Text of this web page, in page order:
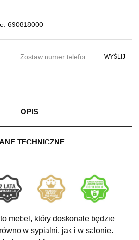
690818000
WYŚLIJ
OPIS
TECHNICZNE
to mebel, który doskonale będzie
ówno w sypialni, jak i w salonie.